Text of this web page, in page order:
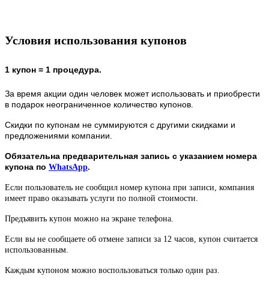
Условия использования купонов
1 купон = 1 процедура.
За время акции один человек может использовать и приобрести
в подарок неограниченное количество купонов.
Скидки по купонам не суммируются с другими скидками и
предложениями компании.
Обязательна предварительная запись с указанием номера
купона по WhatsApp.
Если пользователь не сообщил номер купона при записи, компания
имеет право оказывать услуги по полной стоимости.
Предъявить купон можно на экране телефона.
Если вы не сообщаете об отмене записи за 12 часов, купон считается
использованным.
Каждым купоном можно воспользоваться только один раз.